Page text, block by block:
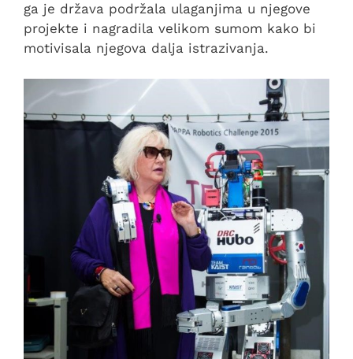
ga je država podržala ulaganjima u njegove
projekte i nagradila velikom sumom kako bi
motivisala njegova dalja istrazivanja.